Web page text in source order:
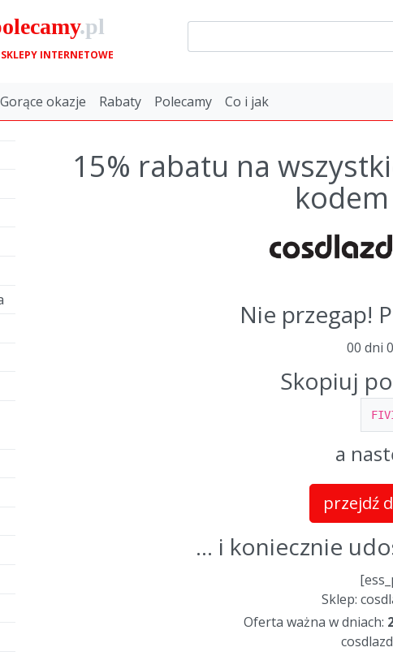
.pl
INTERNETOWE
Gorące okazje Rabaty Polecamy Co i jak
15% rabatu na
Nie przegap!
00 dni
Skopiuj
a
przejdź
... i koniecznie
Sklep:
Oferta ważna w dniach: